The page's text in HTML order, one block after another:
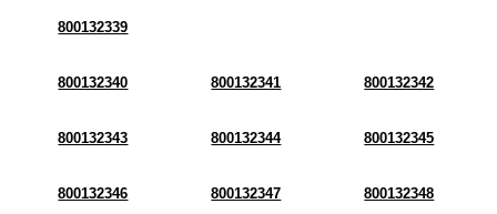
800132339
800132340 800132341 800132342
800132343 800132344 800132345
800132346 800132347 800132348